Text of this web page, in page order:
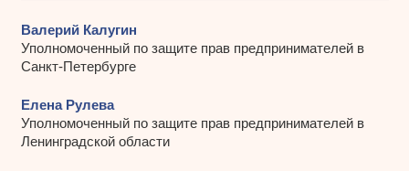
Валерий Калугин
Уполномоченный по защите прав предпринимателей в
Санкт-Петербурге
Елена Рулева
Уполномоченный по защите прав предпринимателей в
Ленинградской области